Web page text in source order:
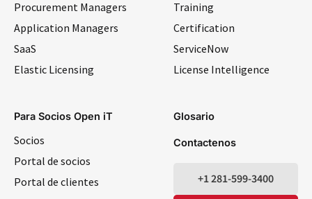
Procurement Managers
Application Managers
SaaS
Elastic Licensing
Training
Certification
ServiceNow
License Intelligence
Para Socios Open iT
Socios
Portal de socios
Portal de clientes
Glosario
Contactenos
+1 281-599-3400